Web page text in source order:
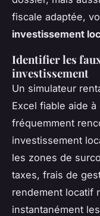
fiscale adaptée,
investissement
Identifier les
investissement
Un simulateur
Excel fiable aide
fréquemment
investissement
les zones de
taxes, frais de
rendement locatif
instantanément